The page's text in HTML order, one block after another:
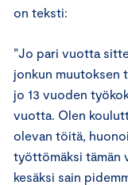
on teksti:
”Jo pari vuotta
jonkun muutoksen
jo 13 vuoden
vuotta. Olen
olevan töitä,
työttömäksi tämän
kesäksi sain